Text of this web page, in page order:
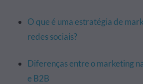
O que é uma estratégia de
redes sociais?
Diferenças entre o marketing
e B2B